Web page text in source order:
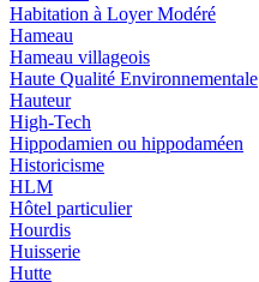
Habitation à Loyer Modéré
Hameau
Hameau villageois
Haute Qualité Environnementale
Hauteur
High-Tech
Hippodamien ou hippodaméen
Historicisme
HLM
Hôtel particulier
Hourdis
Huisserie
Hutte